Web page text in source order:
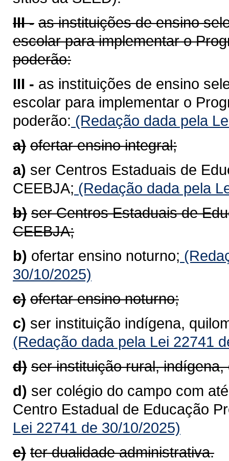
III - as instituições de ensino
escolar para implementar o
poderão:
III - as instituições de ensino
escolar para implementar o
poderão: (Redação dada pela
a) ofertar ensino integral;
a) ser Centros Estaduais de
CEEBJA; (Redação dada pela
b) ser Centros Estaduais de
CEEBJA;
b) ofertar ensino noturno;
30/10/2025)
c) ofertar ensino noturno;
c) ser instituição indígena,
(Redação dada pela Lei 22741
d) ser instituição rural,
d) ser colégio do campo com
Centro Estadual de Educação
Lei 22741 de 30/10/2025)
e) ter dualidade administrativa.